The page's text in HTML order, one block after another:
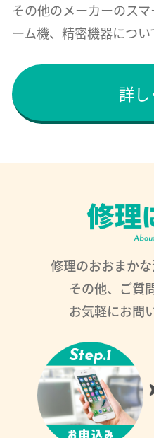
その他のメーカーのス
ーム機、精密機器につい
詳
修理のおおまかな
その他、ご質
お気軽にお問